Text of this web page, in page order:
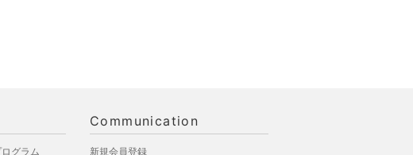
グラム
Communication
新規会員登録